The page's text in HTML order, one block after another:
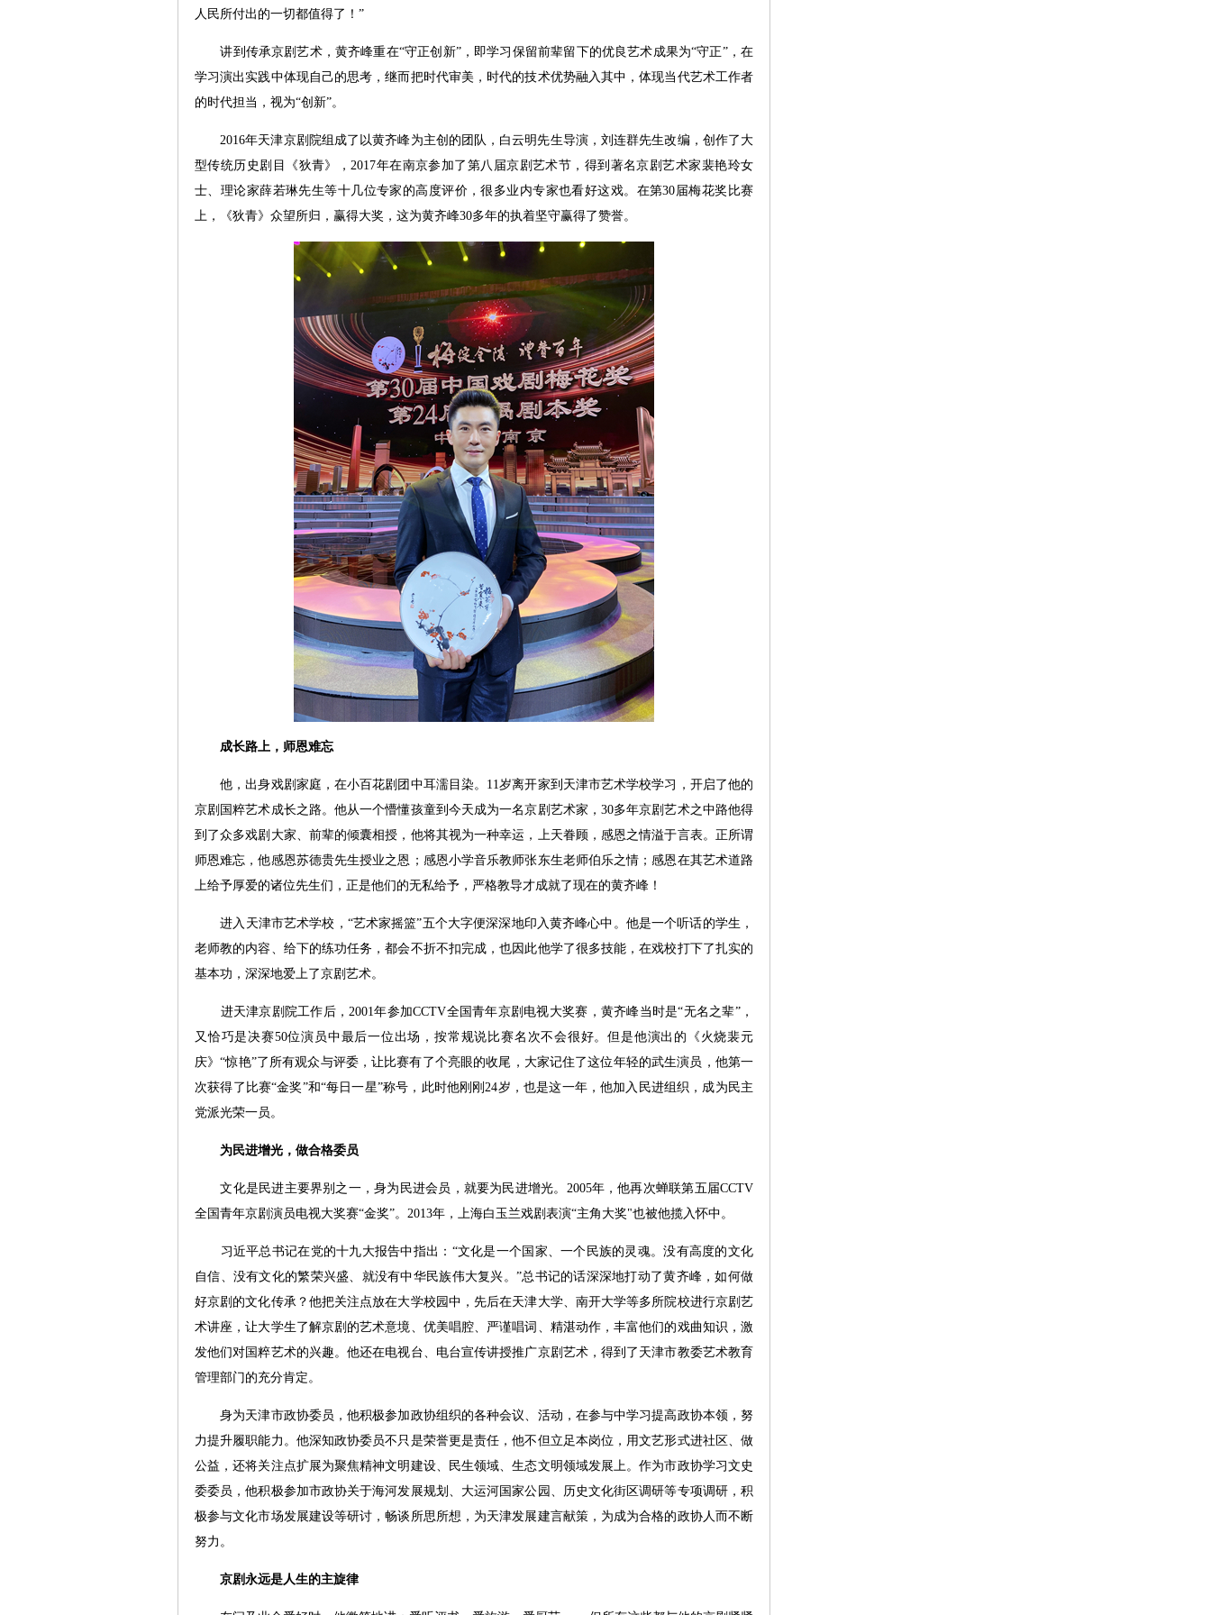
人民所付出的一切都值得了！”
讲到传承京剧艺术，黄齐峰重在“守正创新”，即学习保留前辈留下的优良艺术成果为“守正”，在
学习演出实践中体现自己的思考，继而把时代审美，时代的技术优势融入其中，体现当代艺术工作者
的时代担当，视为“创新”。
2016年天津京剧院组成了以黄齐峰为主创的团队，白云明先生导演，刘连群先生改编，创作了大
型传统历史剧目《狄青》，2017年在南京参加了第八届京剧艺术节，得到著名京剧艺术家裴艳玲女
士、理论家薛若琳先生等十几位专家的高度评价，很多业内专家也看好这戏。在第30届梅花奖比赛
上，《狄青》众望所归，赢得大奖，这为黄齐峰30多年的执着坚守赢得了赞誉。
成长路上，师恩难忘
他，出身戏剧家庭，在小百花剧团中耳濡目染。11岁离开家到天津市艺术学校学习，开启了他的
京剧国粹艺术成长之路。他从一个懵懂孩童到今天成为一名京剧艺术家，30多年京剧艺术之中路他得
到了众多戏剧大家、前辈的倾囊相授，他将其视为一种幸运，上天眷顾，感恩之情溢于言表。正所谓
师恩难忘，他感恩苏德贵先生授业之恩；感恩小学音乐教师张东生老师伯乐之情；感恩在其艺术道路
上给予厚爱的诸位先生们，正是他们的无私给予，严格教导才成就了现在的黄齐峰！
进入天津市艺术学校，“艺术家摇篮”五个大字便深深地印入黄齐峰心中。他是一个听话的学生，
老师教的内容、给下的练功任务，都会不折不扣完成，也因此他学了很多技能，在戏校打下了扎实的
基本功，深深地爱上了京剧艺术。
进天津京剧院工作后，2001年参加CCTV全国青年京剧电视大奖赛，黄齐峰当时是“无名之辈”，
又恰巧是决赛50位演员中最后一位出场，按常规说比赛名次不会很好。但是他演出的《火烧裴元
庆》“惊艳”了所有观众与评委，让比赛有了个亮眼的收尾，大家记住了这位年轻的武生演员，他第一
次获得了比赛“金奖”和“每日一星”称号，此时他刚刚24岁，也是这一年，他加入民进组织，成为民主
党派光荣一员。
为民进增光，做合格委员
文化是民进主要界别之一，身为民进会员，就要为民进增光。2005年，他再次蝉联第五届CCTV
全国青年京剧演员电视大奖赛“金奖”。2013年，上海白玉兰戏剧表演“主角大奖"也被他揽入怀中。
习近平总书记在党的十九大报告中指出：“文化是一个国家、一个民族的灵魂。没有高度的文化
自信、没有文化的繁荣兴盛、就没有中华民族伟大复兴。”总书记的话深深地打动了黄齐峰，如何做
好京剧的文化传承？他把关注点放在大学校园中，先后在天津大学、南开大学等多所院校进行京剧艺
术讲座，让大学生了解京剧的艺术意境、优美唱腔、严谨唱词、精湛动作，丰富他们的戏曲知识，激
发他们对国粹艺术的兴趣。他还在电视台、电台宣传讲授推广京剧艺术，得到了天津市教委艺术教育
管理部门的充分肯定。
身为天津市政协委员，他积极参加政协组织的各种会议、活动，在参与中学习提高政协本领，努
力提升履职能力。他深知政协委员不只是荣誉更是责任，他不但立足本岗位，用文艺形式进社区、做
公益，还将关注点扩展为聚焦精神文明建设、民生领域、生态文明领域发展上。作为市政协学习文史
委委员，他积极参加市政协关于海河发展规划、大运河国家公园、历史文化街区调研等专项调研，积
极参与文化市场发展建设等研讨，畅谈所思所想，为天津发展建言献策，为成为合格的政协人而不断
努力。
京剧永远是人生的主旋律